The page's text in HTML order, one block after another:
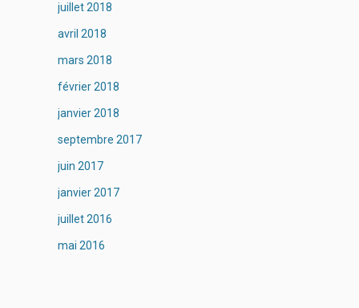
juillet 2018
avril 2018
mars 2018
février 2018
janvier 2018
septembre 2017
juin 2017
janvier 2017
juillet 2016
mai 2016